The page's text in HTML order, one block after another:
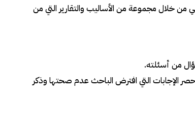
من خلال مجموعة من الأساليب والتقارير التي من
من أسئلته.
الإجابات التي افترض الباحث عدم صحتها وذكر